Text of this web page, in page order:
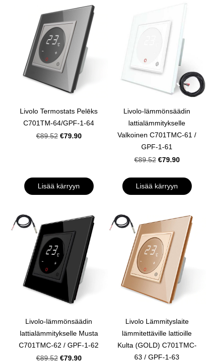
Livolo Termostats Pelēks
C701TM-64/GPF-1-64
€89.52 €79.90
Lisää kärryyn
Livolo-lämmönsäädin
lattialämmitykselle
Valkoinen C701TMC-61 /
GPF-1-61
€89.52 €79.90
Lisää kärryyn
Livolo-lämmönsäädin
lattialämmitykselle Musta
C701TMC-62 / GPF-1-62
€89.52 €79.90
Livolo Lämmityslaite
lämmitettäville lattioille
Kulta (GOLD) C701TMC-
63 / GPF-1-63